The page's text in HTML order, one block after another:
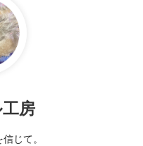
房
じて。